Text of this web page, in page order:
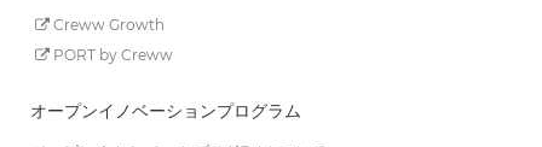
Creww Growth
PORT by Creww
オープンイノベーションプログラム